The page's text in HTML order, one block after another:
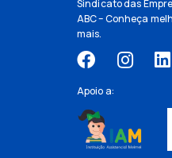
Sindicato das
ABC – Conheça
mais.
Apoio a: